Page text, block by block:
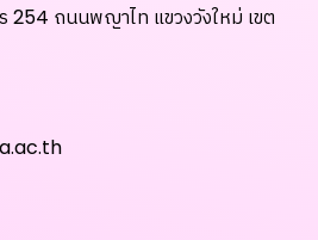
254 ถนนพญาไท แขวงวังใหม่ เขต